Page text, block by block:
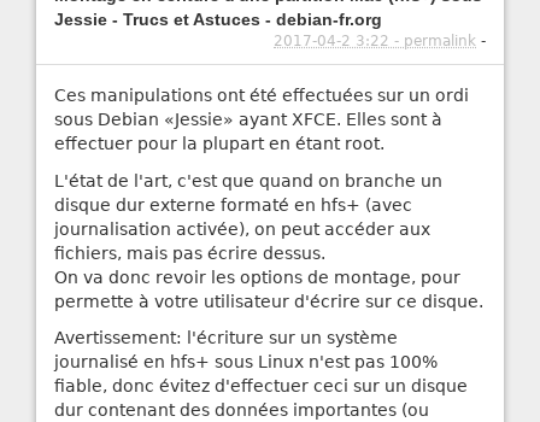
Jessie - Trucs et Astuces - debian-fr.org
2017-04-2 3:22 - permalink -
Ces manipulations ont été effectuées sur un ordi
sous Debian «Jessie» ayant XFCE. Elles sont à
effectuer pour la plupart en étant root.
L'état de l'art, c'est que quand on branche un
disque dur externe formaté en hfs+ (avec
journalisation activée), on peut accéder aux
fichiers, mais pas écrire dessus.
On va donc revoir les options de montage, pour
permette à votre utilisateur d'écrire sur ce disque.
Avertissement: l'écriture sur un système
journalisé en hfs+ sous Linux n'est pas 100%
fiable, donc évitez d'effectuer ceci sur un disque
dur contenant des données importantes (ou